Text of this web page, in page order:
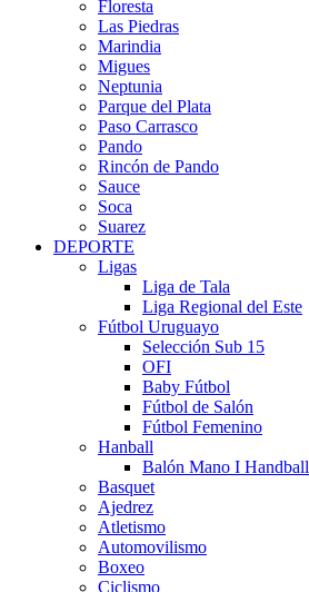
Floresta
Las Piedras
Marindia
Migues
Neptunia
Parque del Plata
Paso Carrasco
Pando
Rincón de Pando
Sauce
Soca
Suarez
DEPORTE
Ligas
Liga de Tala
Liga Regional del Este
Fútbol Uruguayo
Selección Sub 15
OFI
Baby Fútbol
Fútbol de Salón
Fútbol Femenino
Hanball
Balón Mano I Handball
Basquet
Ajedrez
Atletismo
Automovilismo
Boxeo
Ciclismo